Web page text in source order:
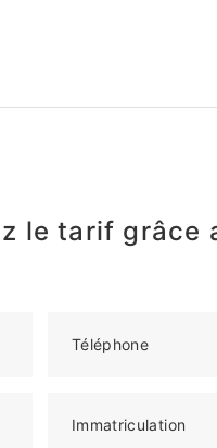
le tarif grâce
Téléphone
Immatriculation